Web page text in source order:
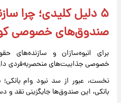
۵ دلیل کلیدی؛ چرا
صندوق‌های خصوصی
برای انبوه‌سازان و سازنده‌های
خصوصی جذابیت‌های منحصربه‌فردی
نخست، عبور از سد نبود وام
بانکی، این صندوق‌ها جایگزینی نقد و